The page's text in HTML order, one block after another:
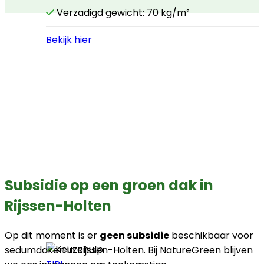
Verzadigd gewicht: 70 kg/m²
Bekijk hier
Subsidie op een groen dak in
Rijssen-Holten
Op dit moment is er geen subsidie beschikbaar voor
sedumdaken in Rijssen-Holten. Bij NatureGreen blijven